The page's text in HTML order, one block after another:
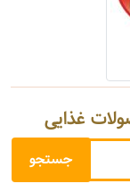
غذایی